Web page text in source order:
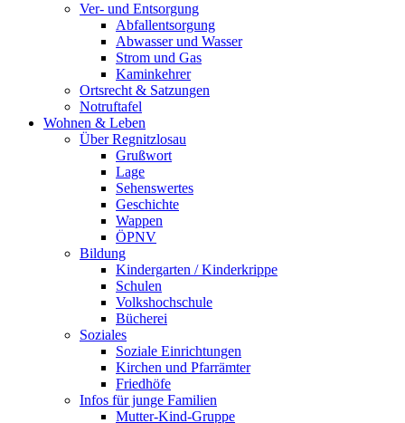
Ver- und Entsorgung
Abfallentsorgung
Abwasser und Wasser
Strom und Gas
Kaminkehrer
Ortsrecht & Satzungen
Notruftafel
Wohnen & Leben
Über Regnitzlosau
Grußwort
Lage
Sehenswertes
Geschichte
Wappen
ÖPNV
Bildung
Kindergarten / Kinderkrippe
Schulen
Volkshochschule
Bücherei
Soziales
Soziale Einrichtungen
Kirchen und Pfarrämter
Friedhöfe
Infos für junge Familien
Mutter-Kind-Gruppe